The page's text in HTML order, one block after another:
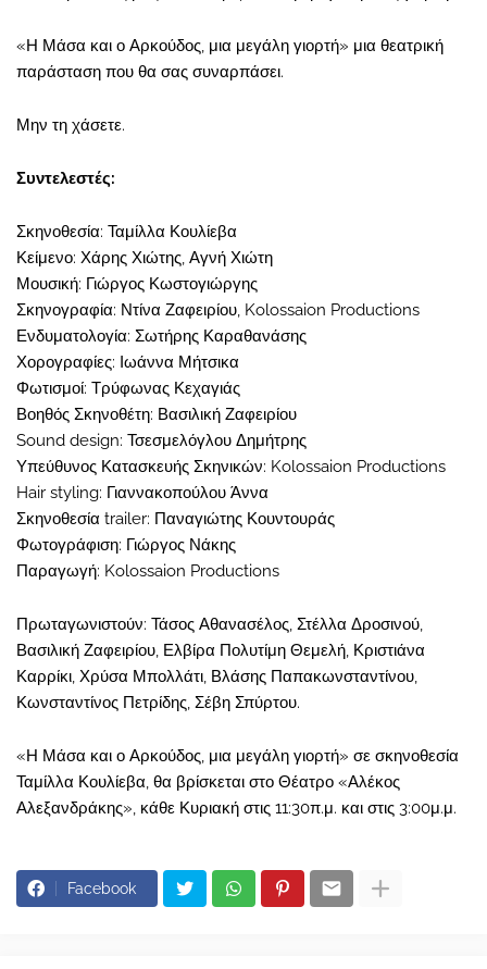
«Η Μάσα και ο Αρκούδος, μια μεγάλη γιορτή» μια θεατρική
παράσταση που θα σας συναρπάσει.
Μην τη χάσετε.
Συντελεστές:
Σκηνοθεσία: Ταμίλλα Κουλίεβα
Κείμενο: Χάρης Χιώτης, Αγνή Χιώτη
Μουσική: Γιώργος Κωστογιώργης
Σκηνογραφία: Ντίνα Ζαφειρίου, Kolossaion Productions
Ενδυματολογία: Σωτήρης Καραθανάσης
Χορογραφίες: Ιωάννα Μήτσικα
Φωτισμοί: Τρύφωνας Κεχαγιάς
Βοηθός Σκηνοθέτη: Βασιλική Ζαφειρίου
Sound design: Τσεσμελόγλου Δημήτρης
Υπεύθυνος Κατασκευής Σκηνικών: Kolossaion Productions
Hair styling: Γιαννακοπούλου Άννα
Σκηνοθεσία trailer: Παναγιώτης Κουντουράς
Φωτογράφιση: Γιώργος Νάκης
Παραγωγή: Kolossaion Productions
Πρωταγωνιστούν: Τάσος Αθανασέλος, Στέλλα Δροσινού,
Βασιλική Ζαφειρίου, Ελβίρα Πολυτίμη Θεμελή, Κριστιάνα
Καρρίκι, Χρύσα Μπολλάτι, Βλάσης Παπακωνσταντίνου,
Κωνσταντίνος Πετρίδης, Σέβη Σπύρτου.
«Η Μάσα και ο Αρκούδος, μια μεγάλη γιορτή» σε σκηνοθεσία
Ταμίλλα Κουλίεβα, θα βρίσκεται στο Θέατρο «Αλέκος
Αλεξανδράκης», κάθε Κυριακή στις 11:30π.μ. και στις 3:00μ.μ.
Facebook